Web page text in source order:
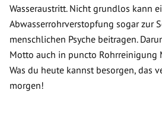
Wasseraustritt. Nicht grundlos kann
Abwasserrohrverstopfung sogar zur
menschlichen Psyche beitragen.
Motto auch in puncto Rohrreinigung
Was du heute kannst besorgen, das
morgen!